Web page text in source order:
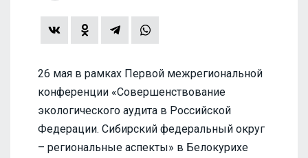
26 мая в рамках Первой межрегиональной
конференции «Совершенствование
экологического аудита в Российской
Федерации. Сибирский федеральный округ
– региональные аспекты» в Белокурихе